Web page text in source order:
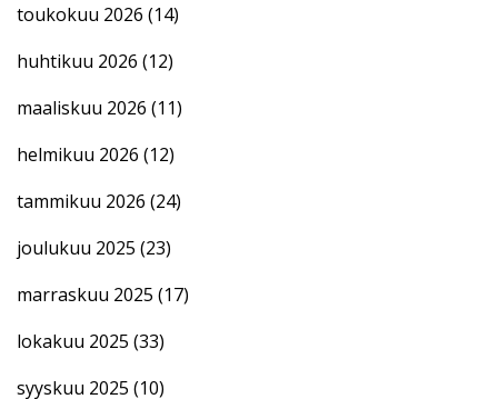
toukokuu 2026 (14)
huhtikuu 2026 (12)
maaliskuu 2026 (11)
helmikuu 2026 (12)
tammikuu 2026 (24)
joulukuu 2025 (23)
marraskuu 2025 (17)
lokakuu 2025 (33)
syyskuu 2025 (10)